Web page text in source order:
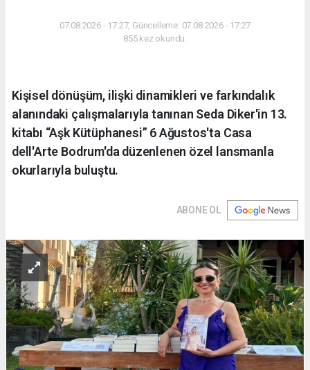
07.08.2026 - 17:27, Güncelleme: 07.08.2026 - 17:27
855 kez okundu.
Kişisel dönüşüm, ilişki dinamikleri ve farkındalık
alanındaki çalışmalarıyla tanınan Seda Diker'in 13.
kitabı “Aşk Kütüphanesi” 6 Ağustos'ta Casa
dell'Arte Bodrum'da düzenlenen özel lansmanla
okurlarıyla buluştu.
ABONE OL